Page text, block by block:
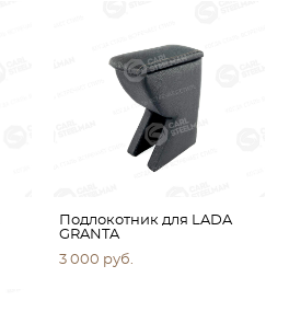
Подлокотник для LADA
GRANTA
3 000 pуб.